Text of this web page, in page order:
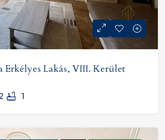
Lakás, VIII. Kerület
1